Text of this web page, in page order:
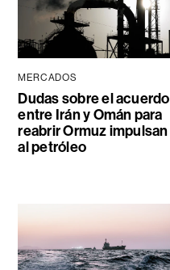
MERCADOS
Dudas sobre el acuerdo
entre Irán y Omán para
reabrir Ormuz impulsan
al petróleo